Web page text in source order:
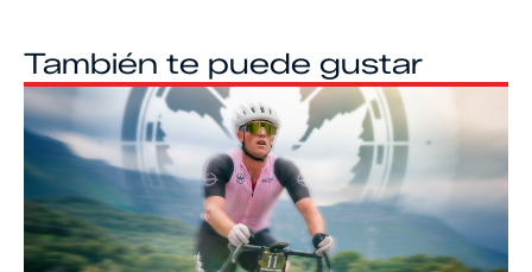
También te puede gustar